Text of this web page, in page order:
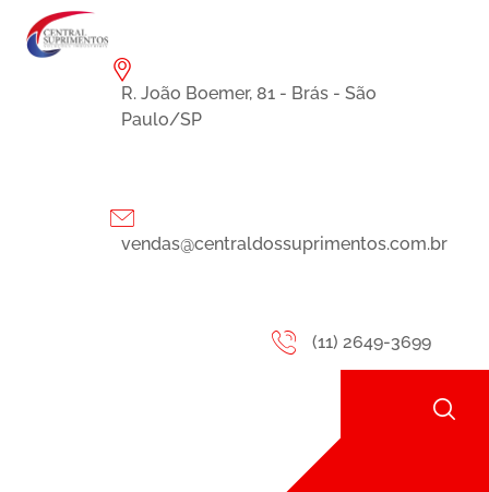
R. João Boemer, 81 - Brás - São
Paulo/SP
vendas@centraldossuprimentos.com.br
(11) 2649-3699